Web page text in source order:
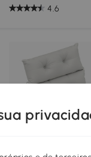
4.6